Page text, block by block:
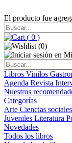
El producto fue
( 0 )
(0)
Libros Vinilos
Agenda Revista
Nuestros
Categorías
Arte Ciencias sociales
Juveniles Literatura
Novedades
Todos los libros